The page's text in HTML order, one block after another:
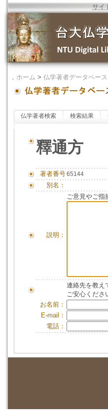
サイ
． ホーム > 仏学著者データベース
仏学著者検索 検索結果
釋通方
著者番号65144
別名：
説明：
ご意見やご指
連絡先を教え
ご安心くださ
お名前：
E-mail：
電話：